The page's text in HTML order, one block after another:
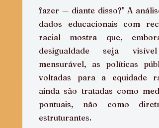
fazer — diante disso?" A
dados educacionais com
racial mostra que,
desigualdade seja
mensurável, as políticas
voltadas para a equidade
ainda são tratadas como
pontuais, não como
estruturantes.